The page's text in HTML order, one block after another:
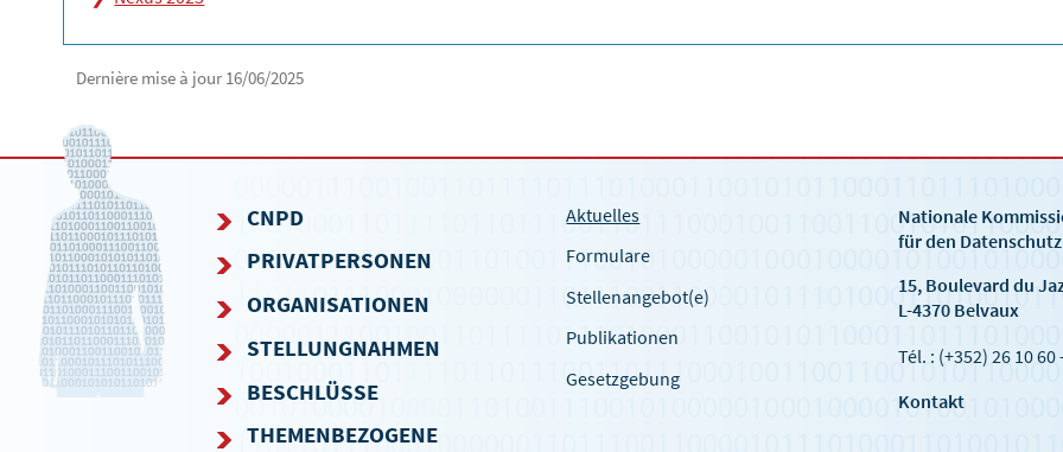
Dernière mise à jour 16/06/2025
NAVIGATIONSMENÜ
CNPD
PRIVATPERSONEN
ORGANISATIONEN
STELLUNGNAHMEN
BESCHLÜSSE
THEMENBEZOGENE
Aktuelles
Formulare
Stellenangebot(e)
Publikationen
Gesetzgebung
Nationale
für den Datenschutz
15, Boulevard du
L-4370 Belvaux
Tél. : (+352) 26 10 60
Kontakt